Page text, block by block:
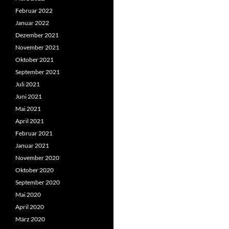
Februar 2022
Januar 2022
Dezember 2021
November 2021
Oktober 2021
September 2021
Juli 2021
Juni 2021
Mai 2021
April 2021
Februar 2021
Januar 2021
November 2020
Oktober 2020
September 2020
Mai 2020
April 2020
März 2020